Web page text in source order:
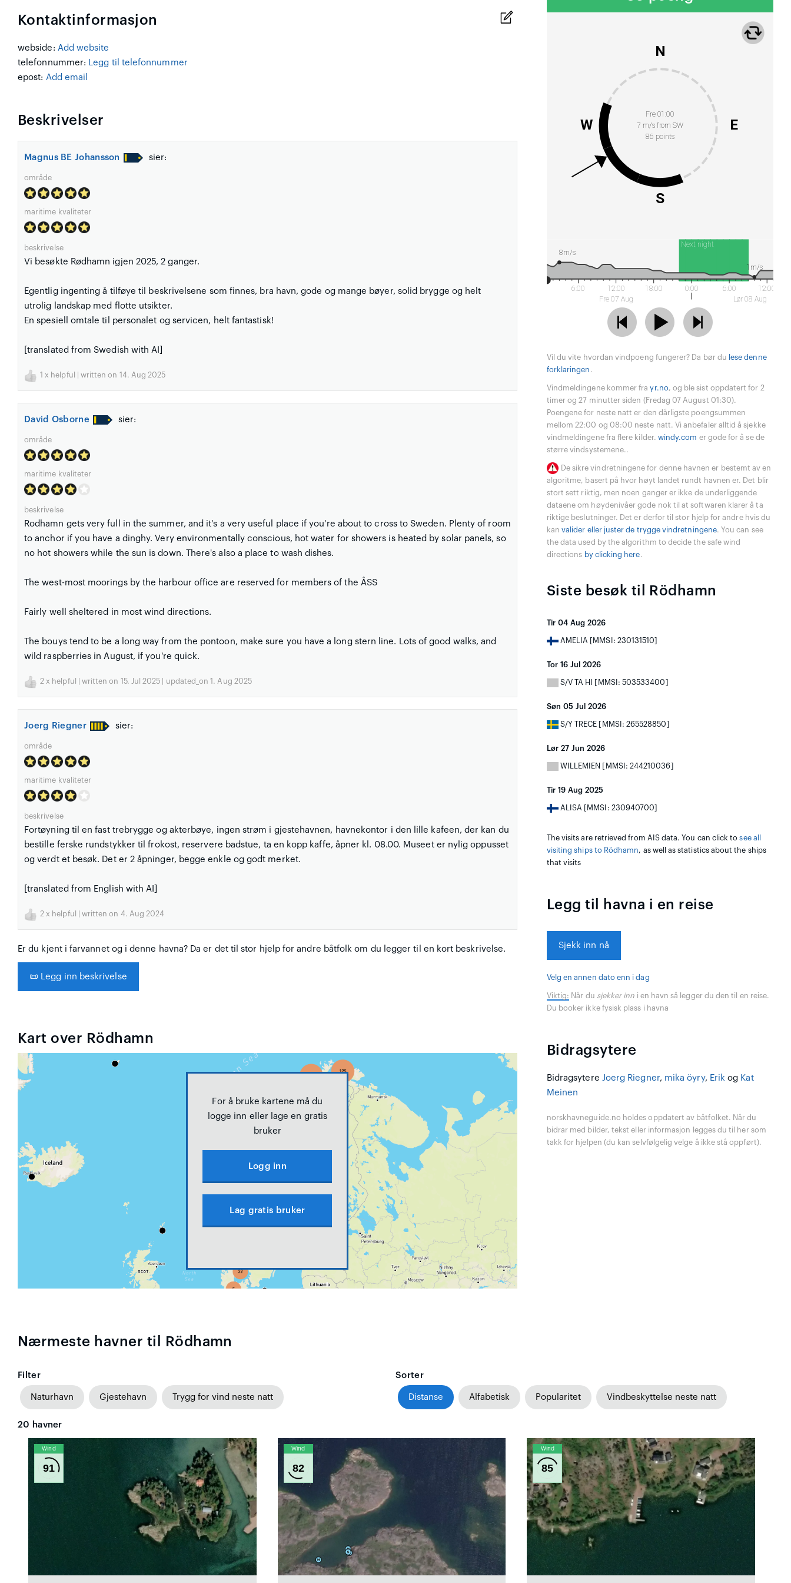
Kontaktinformasjon
webside: Add website
telefonnummer: Legg til telefonnummer
epost: Add email
Beskrivelser
Magnus BE Johansson sier:
område
maritime kvaliteter
beskrivelse
Vi besøkte Rødhamn igjen 2025, 2 ganger.
Egentlig ingenting å tilføye til beskrivelsene som finnes, bra havn, gode og mange bøyer, solid brygge og helt
utrolig landskap med flotte utsikter.
En spesiell omtale til personalet og servicen, helt fantastisk!
[translated from Swedish with AI]
1 x helpful | written on 14. Aug 2025
David Osborne sier:
område
maritime kvaliteter
beskrivelse
Rodhamn gets very full in the summer, and it's a very useful place if you're about to cross to Sweden. Plenty of room
to anchor if you have a dinghy. Very environmentally conscious, hot water for showers is heated by solar panels, so
no hot showers while the sun is down. There's also a place to wash dishes.
The west-most moorings by the harbour office are reserved for members of the ÅSS
Fairly well sheltered in most wind directions.
The bouys tend to be a long way from the pontoon, make sure you have a long stern line. Lots of good walks, and
wild raspberries in August, if you're quick.
2 x helpful | written on 15. Jul 2025 | updated_on 1. Aug 2025
Joerg Riegner sier:
område
maritime kvaliteter
beskrivelse
Fortøyning til en fast trebrygge og akterbøye, ingen strøm i gjestehavnen, havnekontor i den lille kafeen, der kan du
bestille ferske rundstykker til frokost, reservere badstue, ta en kopp kaffe, åpner kl. 08.00. Museet er nylig oppusset
og verdt et besøk. Det er 2 åpninger, begge enkle og godt merket.
[translated from English with AI]
2 x helpful | written on 4. Aug 2024
Er du kjent i farvannet og i denne havna? Da er det til stor hjelp for andre båtfolk om du legger til en kort beskrivelse.
📜 Legg inn beskrivelse
Kart over Rödhamn
For å bruke kartene må du
logge inn eller lage en gratis
bruker
Logg inn
Lag gratis bruker
Fre 01:00
7 m/s from SW
86 points
N
E
S
W
Next night
6:00
12:00
Fre 07 Aug
18:00 0:00 6:00
12:00
Lør 08 Aug
8m/s
1m/s
Vil du vite hvordan vindpoeng fungerer? Da bør du lese denne
forklaringen .
Vindmeldingene kommer frayr.no, og ble sist oppdatert for 2
timer og 27 minutter siden (Fredag 07 August 01:30).
Poengene for neste natt er den dårligste poengsummen
mellom 22:00 og 08:00 neste natt. Vi anbefaler alltid å sjekke
vindmeldingene fra flere kilder. windy.com er gode for å se de
større vindsystemene..
De sikre vindretningene for denne havnen er bestemt av en
algoritme, basert på hvor høyt landet rundt havnen er. Det blir
stort sett riktig, men noen ganger er ikke de underliggende
dataene om høydenivåer gode nok til at softwaren klarer å ta
riktige beslutninger. Det er derfor til stor hjelp for andre hvis du
kanvalider eller juster de trygge vindretningene. You can see
the data used by the algorithm to decide the safe wind
directions by clicking here.
Siste besøk til Rödhamn
Tir 04 Aug 2026
AMELIA [MMSI: 230131510]
Tor 16 Jul 2026
S/V TA HI [MMSI: 503533400]
Søn 05 Jul 2026
S/Y TRECE [MMSI: 265528850]
Lør 27 Jun 2026
WILLEMIEN [MMSI: 244210036]
Tir 19 Aug 2025
ALISA [MMSI: 230940700]
The visits are retrieved from AIS data. You can click tosee all
visiting ships to Rödhamn, as well as statistics about the ships
that visits
Legg til havna i en reise
Sjekk inn nå
Velg en annen dato enn i dag
Viktig: Når du sjekker inn i en havn så legger du den til en reise.
Du booker ikke fysisk plass i havna
Bidragsytere
Bidragsytere Joerg Riegner, mika öyry, Erik og Kat
Meinen
norskhavneguide.no holdes oppdatert av båtfolket. Når du
bidrar med bilder, tekst eller informasjon legges du til her som
takk for hjelpen (du kan selvfølgelig velge å ikke stå oppført).
Nærmeste havner til Rödhamn
Filter
Naturhavn Gjestehavn Trygg for vind neste natt
Sorter
Distanse Alfabetisk Popularitet Vindbeskyttelse neste natt
20 havner
Wind
91
Wind
82
Wind
85